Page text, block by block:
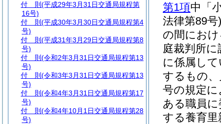
第1項中「
法律第89号)
の間にお
庭裁判所
に係属し
するもの
号の規定
ある職員
する養育
付 則 (平成29年3月31日交通局規程第
16号)
付 則 (平成30年3月30日交通局規程第4
号)
付 則 (平成31年3月29日交通局規程第8
号)
付 則 (令和2年3月31日交通局規程第13
号)
付 則 (令和3年3月31日交通局規程第13
号)
付 則 (令和4年3月31日交通局規程第17
号)
付 則 (令和4年10月1日交通局規程第28
号)